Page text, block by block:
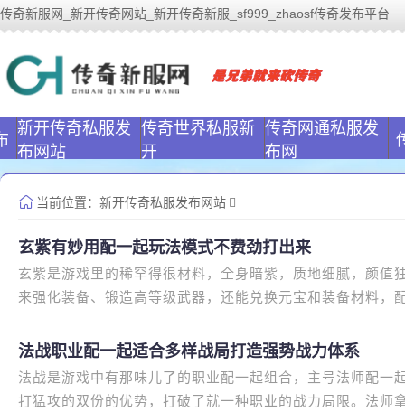
传奇新服网_新开传奇网站_新开传奇新服_sf999_zhaosf传奇发布平台
点！
新开传奇私服发
布网站
传奇世界私服新
开
传奇网通私服发
布网
当前位置： 新开传奇私服发布网站
玄紫有妙用配一起玩法模式不费劲打出来
玄紫是游戏里的稀罕得很材料，全身暗紫，质地细腻，颜
来强化装备、锻造高等级武器，还能兑换元宝和装备材料
法战职业配一起适合多样战局打造强势战力体系
法战是游戏中有那味儿了的职业配一起组合，主号法师配
打猛攻的双份的优势，打破了就一种职业的战力局限。法师